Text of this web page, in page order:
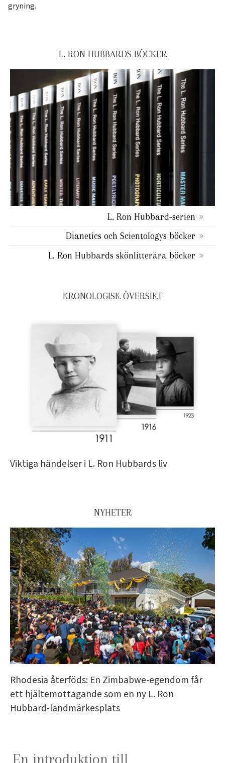
gryning.
L. RON HUBBARDS BÖCKER
L. Ron Hubbard-serien
Dianetics och Scientologys böcker
L. Ron Hubbards skönlitterära böcker
KRONOLOGISK ÖVERSIKT
Viktiga händelser i L. Ron Hubbards liv
NYHETER
Rhodesia återföds: En Zimbabwe-egendom får
ett hjältemottagande som en ny L. Ron
Hubbard-landmärkesplats
En introduktion till